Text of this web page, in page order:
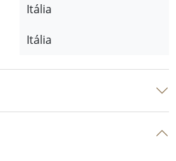
Itália
Itália